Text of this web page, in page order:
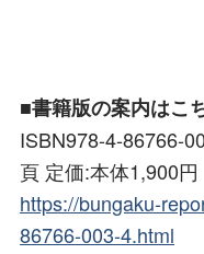
■書籍版の案内はこ
ISBN978-4-86766-
頁 定価:本体1,900円
https://bungaku-
86766-003-4.html